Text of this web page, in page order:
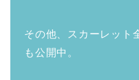
その他、スカーレット
も公開中。